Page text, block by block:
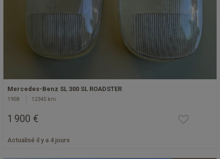
Mercedes-Benz SL 300 SL ROADSTER
1958 12345 km
1 900 €
Actualisé il y a 4 jours